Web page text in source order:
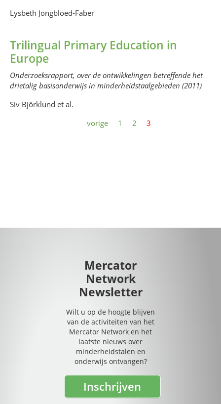
Lysbeth Jongbloed-Faber
Trilingual Primary Education in
Europe
Onderzoeksrapport, over de ontwikkelingen betreffende het
drietalig basisonderwijs in minderheidstaalgebieden (2011)
Siv Björklund et al.
vorige
1 2 3
Mercator
Network
Newsletter
Wilt u op de hoogte blijven
van de activiteiten van het
Mercator Network en het
laatste nieuws over
minderheidstalen en
onderwijs ontvangen?
Inschrijven